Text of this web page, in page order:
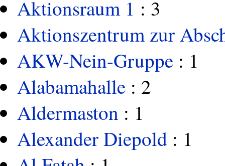
Aktionsraum 1 : 3
Aktionszentrum zur
AKW-Nein-Gruppe : 1
Alabamahalle : 2
Aldermaston : 1
Alexander Diepold : 1